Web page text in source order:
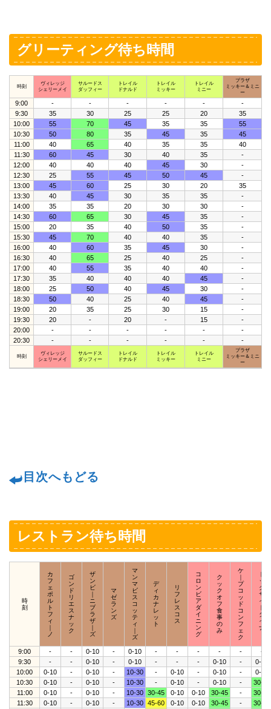
グリーティング待ち時間
時刻
ヴィレッジ
シェリーメイ
サルードス
ダッフィー
トレイル
ドナルド
トレイル
ミッキー
トレイル
ミニー
プラザ
ミッキー＆ミニ
ー
9:00 - - - - -
-
9:30
35 30 25 25 20
35
10:00
55 70 45 35 35
55
10:30
50 80 35 45 35
45
11:00
40 65 40 35 35
40
11:30
60 45 30 40 35
-
12:00
40 40 40 45 30
-
12:30
25 55 45 50 45
-
13:00
45 60 25 30 20
35
13:30
40 45 30 35 35
-
14:00
35 35 20 30 30
-
14:30
60 65 30 45 35
-
15:00
20 35 40 50 35
-
15:30
45 70 40 40 35
-
16:00
40 60 35 45 30
-
16:30
40 65 25 40 25
-
17:00
40 55 35 40 40
-
17:30
35 40 40 40 45
-
18:00
25 50 40 45 30
-
18:30
50 40 25 40 45
-
19:00
20 35 25 30 15
-
19:30
20 - 20 - 15
-
20:00
- - - - -
-
20:30
- - - - - -
時刻
ヴィレッジ
シェリーメイ
サルードス
ダッフィー
トレイル
ドナルド
トレイル
ミッキー
トレイル
ミニー
プラザ
ミッキー＆ミニ
ー
目次へもどる
レストラン待ち時間
時
刻
カ
フ
ェ
ポ
ル
ト
フ
ィ
ノ
ゴ
ン
ド
リ
エ
ス
ナ
ッ
ク
ザ
ン
ビ
ニ
ブ
ラ
ザ
ズ
マ
ゼ
ラ
ン
ズ
マ
ン
マ
ビ
ス
コ
ッ
テ
ィ
ズ
デ
ィ
カ
ナ
レ
ッ
ト
リ
フ
レ
ス
コ
ス
コ
ロ
ン
ビ
ア
ダ
イ
ニ
ン
グ
ク
ッ
ク
オ
フ
食
事
の
み
ケ
プ
コ
ッ
ド
コ
ン
フ
ェ
ク
ッ
ク
サ
イ
ダ
イ
ナ
9:00 - - 0-10 - 0-10 - - - - -
-
9:30
- - 0-10 - 0-10 - - - 0-10 -
0-10
10:00
0-10 - 0-10 - 10-30 - 0-10 - 0-10 -
0-10
10:30
0-10 - 0-10 - 10-30 - 0-10 - 0-10 -
30-45
11:00
0-10 - 0-10 - 10-30 30-45 0-10 0-10 30-45 -
30-45
11:30
0-10 - 0-10 - 10-30 45-60 0-10 0-10 30-45 -
30-45